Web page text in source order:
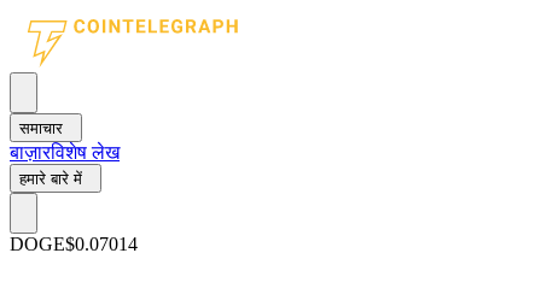
समाचार
बाज़ारविशेष लेख
हमारे बारे में
DOGE$0.07014